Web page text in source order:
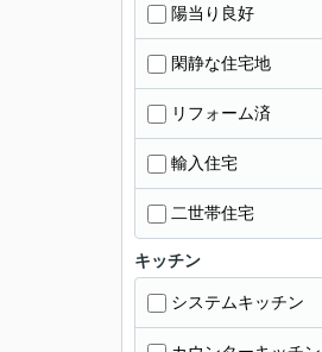
陽当り良好
閑静な住宅地
リフォーム済
輸入住宅
二世帯住宅
キッチン
システムキッチン